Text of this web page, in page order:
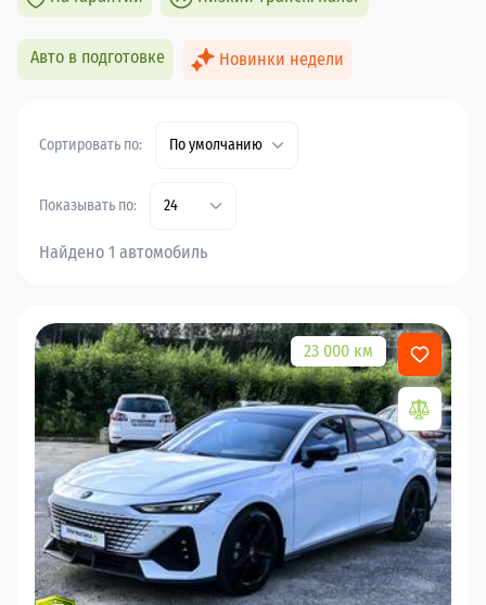
Авто в подготовке Новинки недели
Сортировать по: По умолчанию
Показывать по: 24
Найдено 1 автомобиль
23 000 км